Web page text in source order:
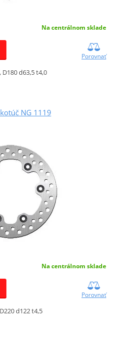
Na centrálnom sklade
Porovnať
D180 d63,5 t4,0
NG 1119
Na centrálnom sklade
Porovnať
d122 t4,5